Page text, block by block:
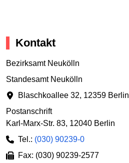
Kontakt
Bezirksamt Neukölln
Standesamt Neukölln
Blaschkoallee 32, 12359 Berlin
Postanschrift
Karl-Marx-Str. 83, 12040 Berlin
Tel.: (030) 90239-0
Fax: (030) 90239-2577